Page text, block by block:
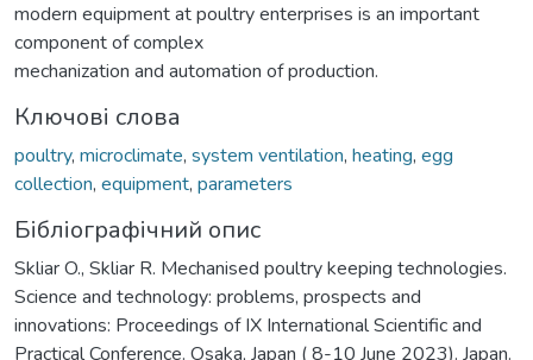
modern equipment at poultry enterprises is an important
component of complex
mechanization and automation of production.
Ключові слова
poultry, microclimate, system ventilation, heating, egg
collection, equipment, parameters
Бібліографічний опис
Skliar O., Skliar R. Mechanised poultry keeping technologies.
Science and technology: problems, prospects and
innovations: Proceedings of IX International Scientific and
Practical Conference. Osaka, Japan ( 8-10 June 2023). Japan.